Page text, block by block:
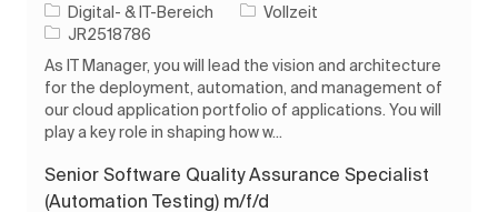
Kategorie
Digital- & IT-Bereich Auftragstyp
Vollzeit
Auftrags-ID
JR2518786
As IT Manager, you will lead the vision and architecture
for the deployment, automation, and management of
our cloud application portfolio of applications. You will
play a key role in shaping how w...
Senior Software Quality Assurance Specialist
(Automation Testing) m/f/d